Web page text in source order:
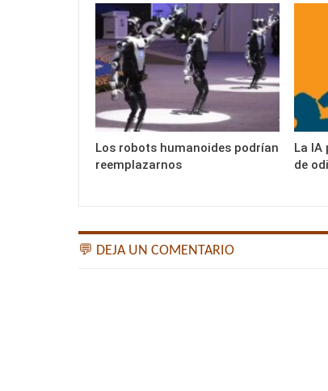
Los robots humanoides podrían
reemplazarnos
La IA
de
💬 DEJA UN COMENTARIO